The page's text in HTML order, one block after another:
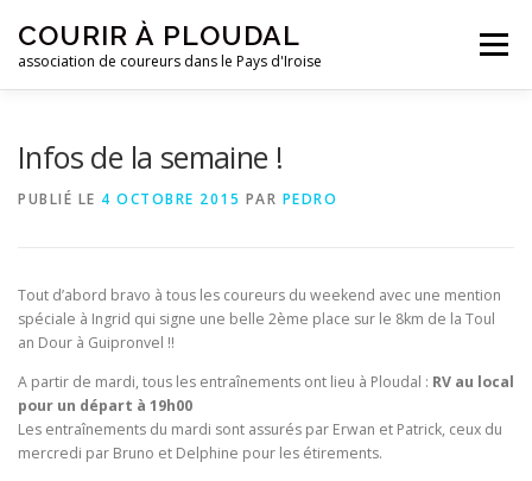
contenu
COURIR À PLOUDAL
association de coureurs dans le Pays d'Iroise
Menu
CONTACTEZ-NOUS !
Infos de la semaine !
PUBLIÉ LE 4 OCTOBRE 2015 PAR PEDRO
Tout d’abord bravo à tous les coureurs du weekend avec une mention
spéciale à Ingrid qui signe une belle 2ème place sur le 8km de la Toul
an Dour à Guipronvel !!
A partir de mardi, tous les entraînements ont lieu à Ploudal : RV au local
pour un départ à 19h00
Les entraînements du mardi sont assurés par Erwan et Patrick, ceux du
mercredi par Bruno et Delphine pour les étirements.